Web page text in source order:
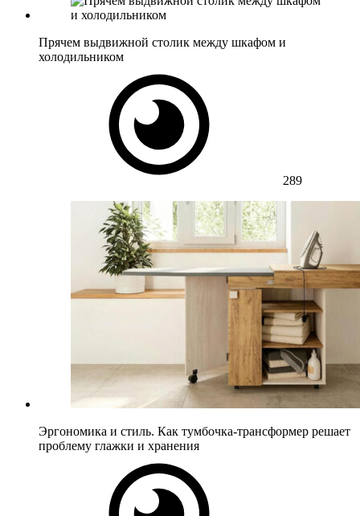
Прячем выдвижной столик между шкафом и
холодильником
289
Эргономика и стиль. Как тумбочка-трансформер решает
проблему глажки и хранения